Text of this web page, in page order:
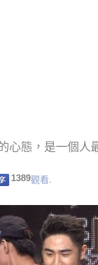
心態，是一個人
1389觀看.